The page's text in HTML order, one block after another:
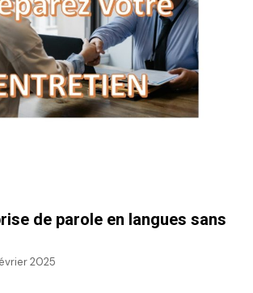
de parole en langues sans
2025